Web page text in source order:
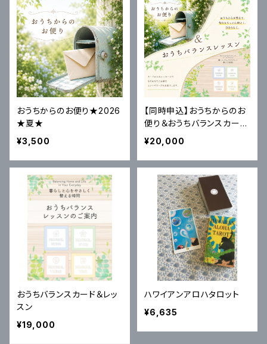
おうちからのお便り★2026
★夏★
¥3,500
【同時申込】おうちからのお
便り＆おうちバランスカード
＆レッスン３期生
¥20,000
おうちバランスカード＆レッ
スン
¥19,000
ハワイアンアロハタロット
¥6,635